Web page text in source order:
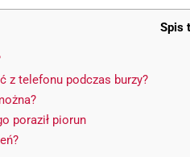
Spis
z telefonu podczas burzy?
poraził piorun